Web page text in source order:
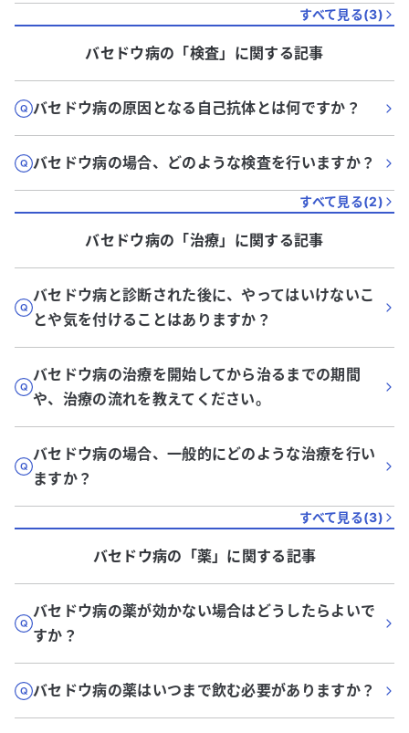
すべて見る(3)
バセドウ病の「検査」に関する記事
バセドウ病の原因となる自己抗体とは何ですか？
バセドウ病の場合、どのような検査を行いますか？
すべて見る(2)
バセドウ病の「治療」に関する記事
バセドウ病と診断された後に、やってはいけないこ
とや気を付けることはありますか？
バセドウ病の治療を開始してから治るまでの期間
や、治療の流れを教えてください。
バセドウ病の場合、一般的にどのような治療を行い
ますか？
すべて見る(3)
バセドウ病の「薬」に関する記事
バセドウ病の薬が効かない場合はどうしたらよいで
すか？
バセドウ病の薬はいつまで飲む必要がありますか？